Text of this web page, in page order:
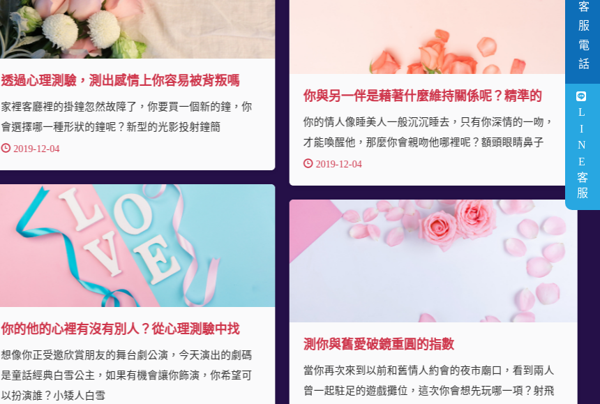
透過心理測驗，測出感情上你容易被背叛嗎
家裡客廳裡的掛鐘忽然故障了，你要買一個新的鐘，你
會選擇哪一種形狀的鐘呢？新型的光影投射鐘簡
2019-12-04
你與另一伴是藉著什麼維持關係呢？精準的
你的情人像睡美人一般沉沉睡去，只有你深情的一吻，
才能喚醒他，那麼你會親吻他哪裡呢？額頭眼睛鼻子
2019-12-04
你的他的心裡有沒有別人？從心理測驗中找
想像你正受邀欣賞朋友的舞台劇公演，今天演出的劇碼
是童話經典白雪公主，如果有機會讓你飾演，你希望可
以扮演誰？小矮人白雪
測你與舊愛破鏡重圓的指數
當你再次來到以前和舊情人約會的夜市廟口，看到兩人
曾一起駐足的遊戲攤位，這次你會想先玩哪一項？射飛
客服電話
LINE客服